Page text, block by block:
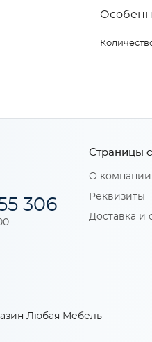
306
Страницы
О компании
Реквизиты
Доставка и
Любая Мебель